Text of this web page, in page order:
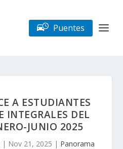
Puentes
A ESTUDIANTES
INTEGRALES DEL
JUNIO 2025
| Nov 21, 2025 | Panorama